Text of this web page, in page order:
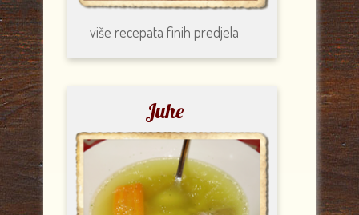
više recepatafinih predjela
Juhe